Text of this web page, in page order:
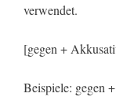
verwendet.
[gegen +
Beispiele: gegen